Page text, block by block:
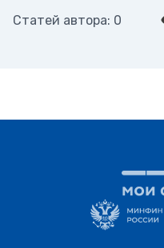
Статей автора: 0